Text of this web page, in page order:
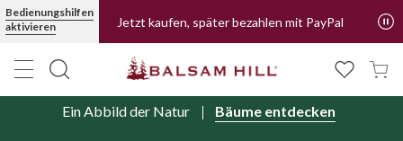
Bedienungshilfen
aktivieren
Jetzt kaufen, später bezahlen mit PayPal
Ein Abbild der Natur Bäume entdecken